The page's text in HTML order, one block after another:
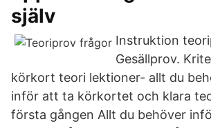
själv
Instruktion
Gesällprov.
körkort teori lektioner- allt du
inför att ta körkortet och klara
första gången Allt du behöver